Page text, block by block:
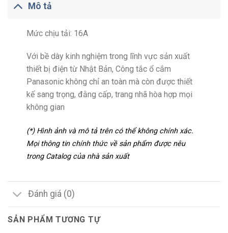
Mô tả
Mức chịu tải: 16A
Với bề dày kinh nghiệm trong lĩnh vực sản xuất
thiết bị điện từ Nhật Bản, Công tắc ổ cắm
Panasonic không chỉ an toàn mà còn được thiết
kế sang trọng, đằng cấp, trang nhã hòa hợp mọi
không gian
(*) Hình ảnh và mô tả trên có thể không chính xác.
Mọi thông tin chính thức về sản phẩm được nêu
trong Catalog của nhà sản xuất
Đánh giá (0)
SẢN PHẨM TƯƠNG TỰ